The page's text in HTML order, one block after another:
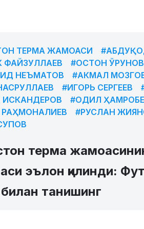
ТЕРМА ЖАМОАСИ
ФАЙЗУЛЛАЕВ
#ОСТОН ЎРУНОВ
НЕЪМАТОВ
#АКМАЛ
#ИГОРЬ СЕРГЕЕВ
#ОДИЛ
#РУСЛАН
терма
эълон қилинди:
билан танишинг